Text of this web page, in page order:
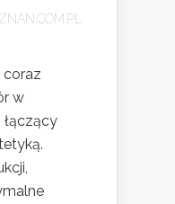
w
łączący